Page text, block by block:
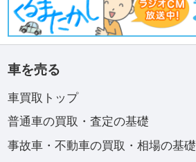
車を売る
車買取トップ
普通車の買取・査定の基礎
事故車・不動車の買取・相場の基礎